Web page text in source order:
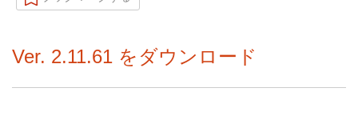
Ver. 2.11.61 をダウンロード